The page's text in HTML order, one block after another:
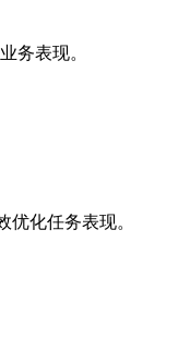
务表现。
优化任务表现。